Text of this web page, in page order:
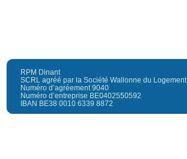
RPM Dinant
SCRL agréé par la Société Wallonne du Logement
Numéro d’agréement 9040
Numéro d’entreprise BE0402550592
IBAN BE38 0010 6339 8872